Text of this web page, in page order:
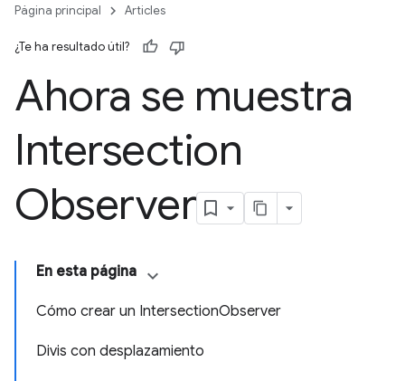
Página principal Articles
¿Te ha resultado útil?
Ahora se muestra
Intersection
Observer
En esta página
Cómo crear un IntersectionObserver
Divis con desplazamiento